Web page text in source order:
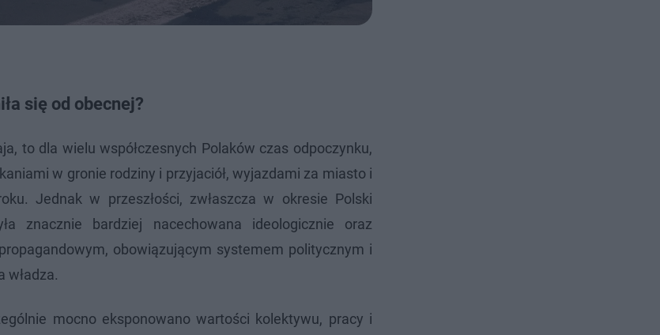
się od obecnej?
to dla wielu współczesnych Polaków czas odpoczynku,
w gronie rodziny i przyjaciół, wyjazdami za miasto i
Jednak w przeszłości, zwłaszcza w okresie Polski
znacznie bardziej nacechowana ideologicznie oraz
obowiązującym systemem politycznym i
władza.
mocno eksponowano wartości kolektywu, pracy i